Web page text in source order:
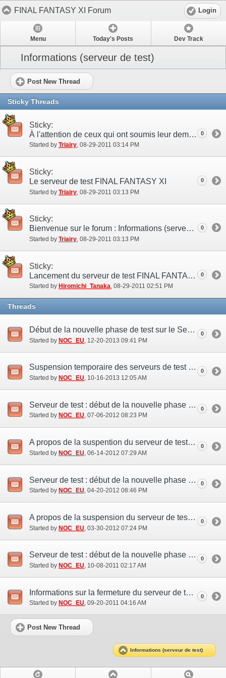
FINAL FANTASY XI Forum Login
Menu Today's Posts Dev Track
Informations (serveur de test)
Post New Thread
Sticky Threads
Sticky:
À l'attention de ceux qui ont soumis leur demande d'inscription pour le serveur test
Started by Triairy‎, 08-29-2011 03:14 PM
0
Sticky:
Le serveur de test FINAL FANTASY XI
Started by Triairy ‎, 08-29-2011 03:13 PM
0
Sticky:
Bienvenue sur le forum : Informations (serveur de test)
Started by Triairy‎, 08-29-2011 03:13 PM
0
Sticky:
Lancement du serveur de test FINAL FANTASY XI
Started by Hiromichi_Tanaka‎, 08-29-2011 02:51 PM
0
Threads
Début de la nouvelle phase de test sur le Serveur de Test (20 déc.)
Started by NOC_EU ‎, 12-20-2013 09:41 PM
0
Suspension temporaire des serveurs de test (15 oct.)
Started by NOC_EU‎, 10-16-2013 12:05 AM
0
Serveur de test : début de la nouvelle phase de test (6 jul.)
Started by NOC_EU‎, 07-06-2012 08:23 PM
0
A propos de la suspention du serveur de test (13 jun.)
Started by NOC_EU ‎, 06-14-2012 07:29 AM
0
Serveur de test : début de la nouvelle phase de test (20 avr.)
Started by NOC_EU‎, 04-20-2012 08:46 PM
0
A propos de la suspension du serveur de test (30 mar.)
Started by NOC_EU ‎, 03-30-2012 07:24 PM
0
Serveur de test : début de la nouvelle phase de test (7 oct.)
Started by NOC_EU‎, 10-08-2011 02:17 AM
0
Informations sur la fermeture du serveur de test (19 sep.)
Started by NOC_EU‎, 09-20-2011 04:16 AM
0
Post New Thread
Informations (serveur de test)